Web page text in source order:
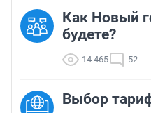
Как Новый
будете?
14 465 52
Выбор